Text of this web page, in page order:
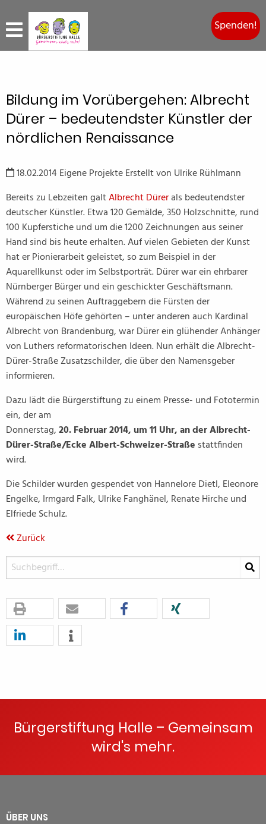
Spenden!
Bildung im Vorübergehen: Albrecht
Dürer – bedeutendster Künstler der
nördlichen Renaissance
18.02.2014Eigene ProjekteErstellt von Ulrike Rühlmann
Bereits zu Lebzeiten galtAlbrecht Dürerals bedeutendster
deutscher Künstler. Etwa 120 Gemälde, 350 Holzschnitte, rund
100 Kupferstiche und um die 1200 Zeichnungen aus seiner
Hand sind bis heute erhalten. Auf vielen Gebieten der Kunst
hat er Pionierarbeit geleistet, so zum Beispiel in der
Aquarellkunst oder im Selbstporträt. Dürer war ein ehrbarer
Nürnberger Bürger und ein geschickter Geschäftsmann.
Während zu seinen Auftraggebern die Fürsten der
europäischen Höfe gehörten – unter anderen auch Kardinal
Albrecht von Brandenburg, war Dürer ein glühender Anhänger
von Luthers reformatorischen Ideen. Nun erhält die Albrecht-
Dürer-Straße Zusatzschilder, die über den Namensgeber
informieren.
Dazu lädt die Bürgerstiftung zu einem Presse- und Fototermin
ein, der am
Donnerstag,20. Februar 2014, um 11 Uhr, an der Albrecht-
Dürer-Straße/Ecke Albert-Schweizer-Straße stattfinden
wird.
Die Schilder wurden gespendet von Hannelore Dietl, Eleonore
Engelke, Irmgard Falk, Ulrike Fanghänel, Renate Hirche und
Elfriede Schulz.
Zurück
Bürgerstiftung Halle – Gemeinsam
wird's mehr.
ÜBER UNS